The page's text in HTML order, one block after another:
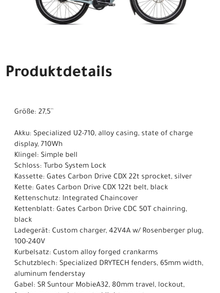
Produktdetails
Größe: 27,5``
Akku: Specialized U2-710, alloy casing, state of charge
display, 710Wh
Klingel: Simple bell
Schloss: Turbo System Lock
Kassette: Gates Carbon Drive CDX 22t sprocket, silver
Kette: Gates Carbon Drive CDX 122t belt, black
Kettenschutz: Integrated Chaincover
Kettenblatt: Gates Carbon Drive CDC 50T chainring,
black
Ladegerät: Custom charger, 42V4A w/ Rosenberger plug,
100-240V
Kurbelsatz: Custom alloy forged crankarms
Schutzblech: Specialized DRYTECH fenders, 65mm width,
aluminum fenderstay
Gabel: SR Suntour MobieA32, 80mm travel, lockout,